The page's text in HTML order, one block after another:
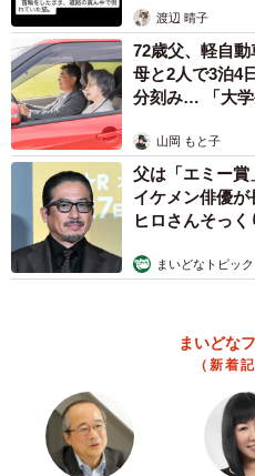
渡辺 晴子
72歳父、軽自
母と2人で3泊4
分刻み… 「大学
山岡 もと子
父は「エミー
イケメン俳優
ヒロさんそっく
まいどなトピック
まいどな
（新着